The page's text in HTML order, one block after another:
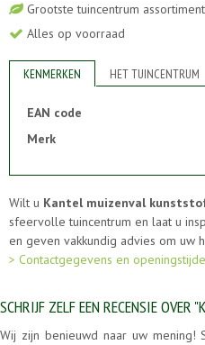
Grootste tuincentrum
Alles op voorraad
KENMERKEN HET TUINCENTRUM
EAN code
Merk
Wilt u Kantel muizenval
sfeervolle tuincentrum en laat u
en geven vakkundig advies om uw
> Contactgegevens en
SCHRIJF ZELF EEN RECENSIE
Wij zijn benieuwd naar uw